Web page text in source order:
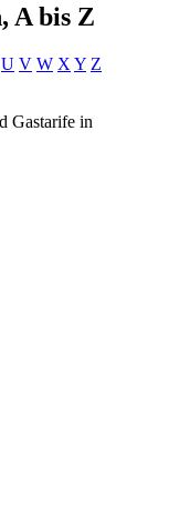
A bis Z
U V W X Y Z
Gastarife in